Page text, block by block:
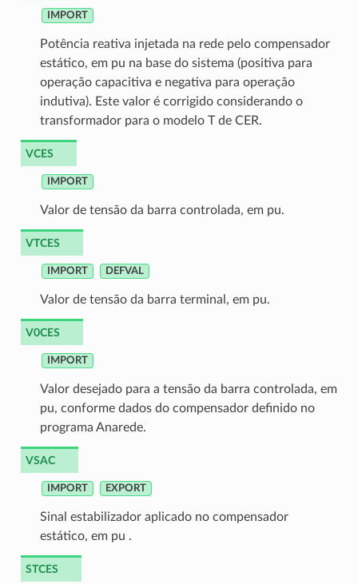
IMPORT
Potência reativa injetada na rede pelo compensador
estático, em pu na base do sistema (positiva para
operação capacitiva e negativa para operação
indutiva). Este valor é corrigido considerando o
transformador para o modelo T de CER.
VCES
IMPORT
Valor de tensão da barra controlada, em pu.
VTCES
IMPORT DEFVAL
Valor de tensão da barra terminal, em pu.
V0CES
IMPORT
Valor desejado para a tensão da barra controlada, em
pu, conforme dados do compensador definido no
programa Anarede.
VSAC
IMPORT EXPORT
Sinal estabilizador aplicado no compensador
estático, em pu .
STCES